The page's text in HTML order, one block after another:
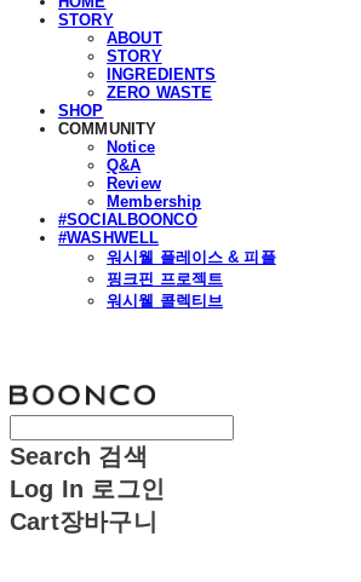
STORY
ABOUT
STORY
INGREDIENTS
ZERO WASTE
SHOP
COMMUNITY
Notice
Q&A
Review
Membership
#SOCIALBOONCO
#WASHWELL
워시웰 플레이스 & 피플
핑크핀 프로젝트
워시웰 콜렉티브
Search 검색
Log In 로그인
Cart장바구니